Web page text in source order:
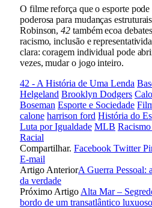
O filme reforça que o esporte
poderosa para mudanças
Robinson,42 também ecoa
racismo, inclusão e
clara: coragem individual pode
vezes, mudar o jogo inteiro.
42 - A História de Uma Lenda
Helgeland Brooklyn Dodgers
Boseman Esporte e Sociedade
calone harrison ford História do
Luta por Igualdade MLB
Racial
Compartilhar. Facebook Twitter
E-mail
Artigo AnteriorA Guerra Pessoal:
da verdade
Próximo Artigo Alta Mar –
bordo de um transatlântico luxuoso